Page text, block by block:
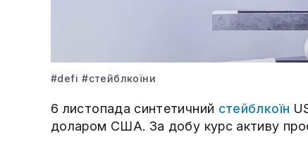
#defi #стейблкоїни
6 листопада синтетичний стейблкоїн
доларом США. За добу курс активу